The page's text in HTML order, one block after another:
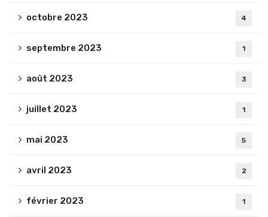
octobre 2023 4
septembre 2023 1
août 2023 3
juillet 2023 1
mai 2023 5
avril 2023 2
février 2023 1